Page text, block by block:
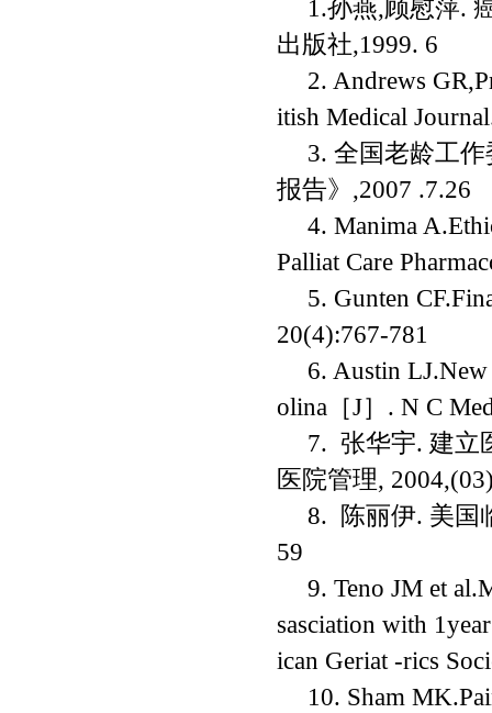
1.孙燕,顾慰萍.
出版社,1999. 6
2. Andrews
itish Medical
3.全国老龄工作
报告》 ,2007 .7.26
4.Manima
Palliat Care
5. Gunten
20(4):767-781
6. Austin
olina ［J］ . N C
7. 张华宇. 建立
医院管理,
8.
陈丽伊. 美国
59
9.Teno JM et
sasciation with
ican Geriat -rics
10. Sham